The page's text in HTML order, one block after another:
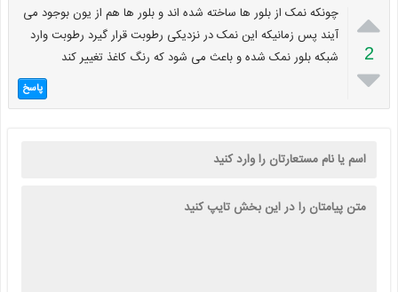

2

چونکه نمک از بلور ها ساخته شده اند و بلور ها هم از یون بوجود می
آیند پس زمانیکه این نمک در نزدیکی رطوبت قرار گیرد رطوبت وارد
شبکه بلور نمک شده و باعث می شود که رنگ کاغذ تغییر کند
پاسخ